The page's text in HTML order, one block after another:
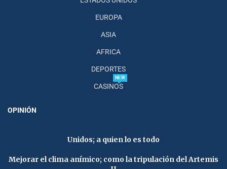
EUROPA
ASIA
AFRICA
DEPORTES
CASINOS
NEW
OPINIÓN
Unidos; a quien lo es todo
Mejorar el clima anímico; como la tripulación del Artemis